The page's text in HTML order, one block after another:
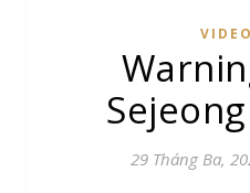
29 Tháng Ba,